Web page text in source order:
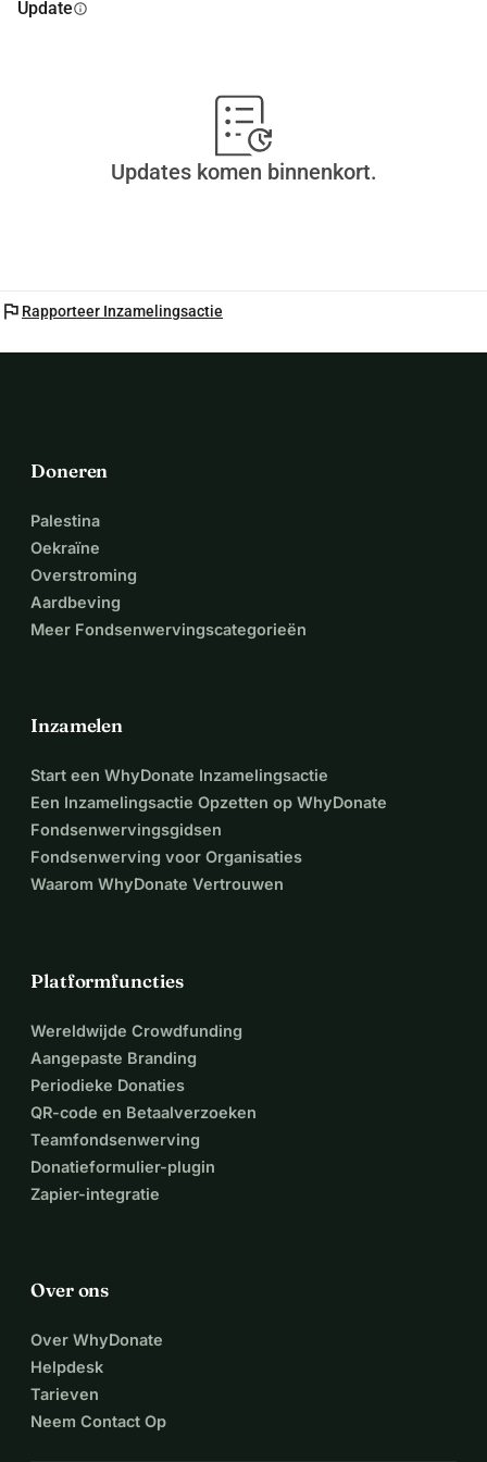
Updateinfo
Updates komen binnenkort.
flag Rapporteer Inzamelingsactie
Doneren
Palestina
Oekraïne
Overstroming
Aardbeving
Meer Fondsenwervingscategorieën
Inzamelen
Start een WhyDonate Inzamelingsactie
Een Inzamelingsactie Opzetten op WhyDonate
Fondsenwervingsgidsen
Fondsenwerving voor Organisaties
Waarom WhyDonate Vertrouwen
Platformfuncties
Wereldwijde Crowdfunding
Aangepaste Branding
Periodieke Donaties
QR-code en Betaalverzoeken
Teamfondsenwerving
Donatieformulier-plugin
Zapier-integratie
Over ons
Over WhyDonate
Helpdesk
Tarieven
Neem Contact Op